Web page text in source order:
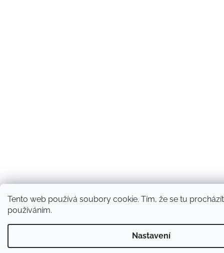
Tento web používá soubory cookie. Tím, že se tu
používáním.
Nastavení